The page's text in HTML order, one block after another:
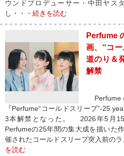
ウンドプロデューサー・中田ヤス
し・・・ 続きを読む
画、“コ
道のり＆
解禁
『Perfume“コールドスリープ”-25
3本解禁となった。 2026年5月15
Perfumeの25年間の集大成を描いた
催されたコールドスリープ突入前の
を読む